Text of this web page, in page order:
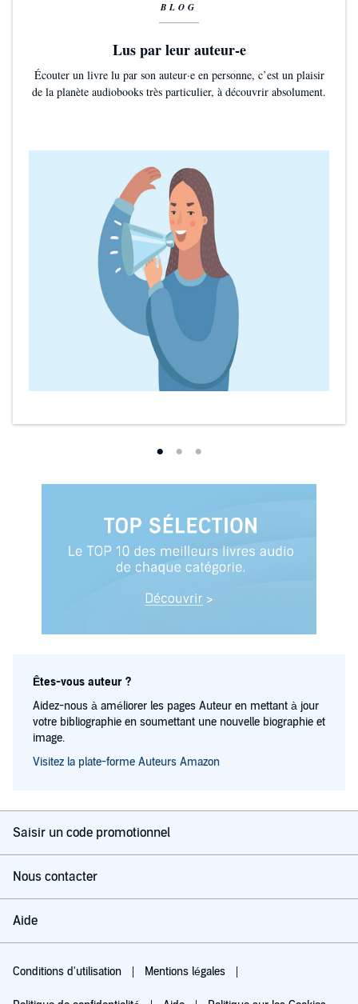
BLOG
Lus par leur auteur-e
Écouter un livre lu par son auteur·e en personne, c’est un plaisir
de la planète audiobooks très particulier, à découvrir absolument.
Êtes-vous auteur ?
Aidez-nous à améliorer les pages Auteur en mettant à jour
votre bibliographie en soumettant une nouvelle biographie et
image.
Visitez la plate-forme Auteurs Amazon
Saisir un code promotionnel
Nous contacter
Aide
Conditions d'utilisation Mentions légales